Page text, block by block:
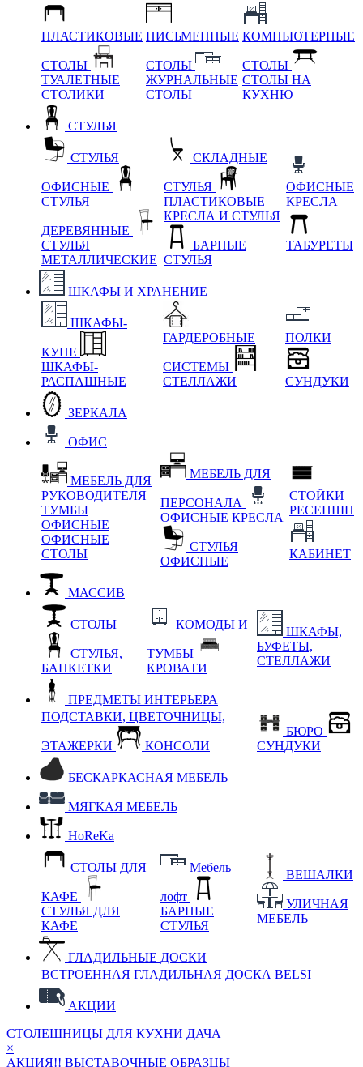
ПЛАСТИКОВЫЕ
СТОЛЫ
ТУАЛЕТНЫЕ
СТОЛИКИ
ПИСЬМЕННЫЕ
СТОЛЫ
ЖУРНАЛЬНЫЕ
СТОЛЫ
КОМПЬЮТЕРНЫЕ
СТОЛЫ
СТОЛЫ НА
КУХНЮ
СТУЛЬЯ
СТУЛЬЯ
ОФИСНЫЕ
СТУЛЬЯ
ДЕРЕВЯННЫЕ
СТУЛЬЯ
МЕТАЛЛИЧЕСКИЕ
СКЛАДНЫЕ
СТУЛЬЯ
ПЛАСТИКОВЫЕ
КРЕСЛА И СТУЛЬЯ
БАРНЫЕ
СТУЛЬЯ
ОФИСНЫЕ
КРЕСЛА
ТАБУРЕТЫ
ШКАФЫ И ХРАНЕНИЕ
ШКАФЫ-
КУПЕ
ШКАФЫ-
РАСПАШНЫЕ
ГАРДЕРОБНЫЕ
СИСТЕМЫ
СТЕЛЛАЖИ
ПОЛКИ
СУНДУКИ
ЗЕРКАЛА
ОФИС
МЕБЕЛЬ ДЛЯ
РУКОВОДИТЕЛЯ
ТУМБЫ
ОФИСНЫЕ
ОФИСНЫЕ
СТОЛЫ
МЕБЕЛЬ ДЛЯ
ПЕРСОНАЛА
ОФИСНЫЕ КРЕСЛА
СТУЛЬЯ
ОФИСНЫЕ
СТОЙКИ
РЕСЕПШН
КАБИНЕТ
МАССИВ
СТОЛЫ
СТУЛЬЯ,
БАНКЕТКИ
КОМОДЫ И
ТУМБЫ
КРОВАТИ
ШКАФЫ,
БУФЕТЫ,
СТЕЛЛАЖИ
ПРЕДМЕТЫ ИНТЕРЬЕРА
ПОДСТАВКИ, ЦВЕТОЧНИЦЫ,
ЭТАЖЕРКИ КОНСОЛИ
БЮРО
СУНДУКИ
БЕСКАРКАСНАЯ МЕБЕЛЬ
МЯГКАЯ МЕБЕЛЬ
HoReKa
СТОЛЫ ДЛЯ
КАФЕ
СТУЛЬЯ ДЛЯ
КАФЕ
Мебель
лофт
БАРНЫЕ
СТУЛЬЯ
ВЕШАЛКИ
УЛИЧНАЯ
МЕБЕЛЬ
ГЛАДИЛЬНЫЕ ДОСКИ
ВСТРОЕННАЯ ГЛАДИЛЬНАЯ ДОСКА BELSI
АКЦИИ
СТОЛЕШНИЦЫ ДЛЯ КУХНИ ДАЧА
×
АКЦИЯ!! ВЫСТАВОЧНЫЕ ОБРАЗЦЫ